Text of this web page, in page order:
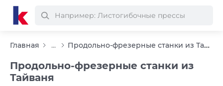
Главная ... Продольно-фрезерные станки из Тайваня
Продольно-фрезерные станки из
Тайваня